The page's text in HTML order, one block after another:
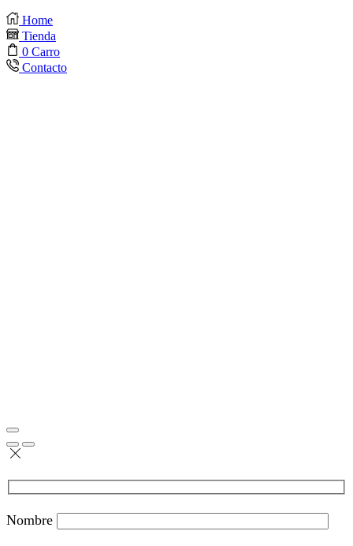
Home
Tienda
0 Carro
Contacto
Nombre